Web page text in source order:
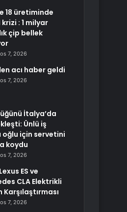
18 üretiminde
krizi : 1 milyar
çip bellek
7, 2026
acı haber geldi
7, 2026
İtalya’da
Ünlü iş
oğlu için servetini
koydu
7, 2026
ES ve
CLA Elektrikli
Karşılaştırması
7, 2026